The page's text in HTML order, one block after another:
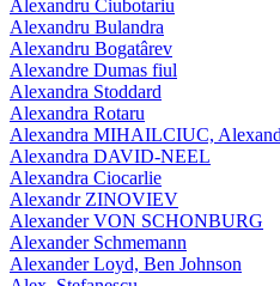
Alexandru Ciubotariu
Alexandru Bulandra
Alexandru Bogatârev
Alexandre Dumas fiul
Alexandra Stoddard
Alexandra Rotaru
Alexandra MIHAILCIUC,
Alexandra DAVID-NEEL
Alexandra Ciocarlie
Alexandr ZINOVIEV
Alexander VON SCHONBURG
Alexander Schmemann
Alexander Loyd, Ben Johnson